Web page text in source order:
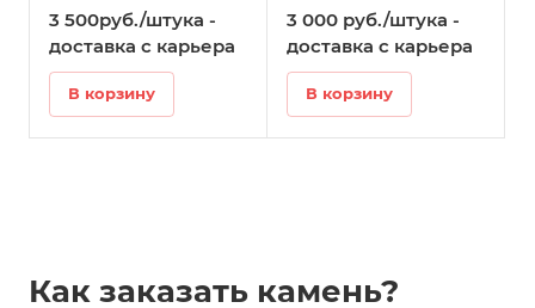
3 500руб./штука -
доставка с карьера
В корзину
3 000 руб./штука -
доставка с карьера
В корзину
Как заказать камень?